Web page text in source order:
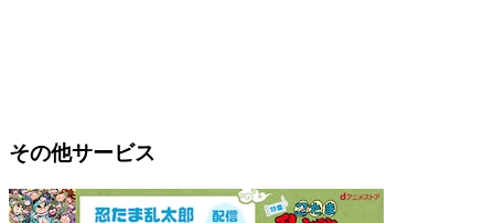
その他サービス